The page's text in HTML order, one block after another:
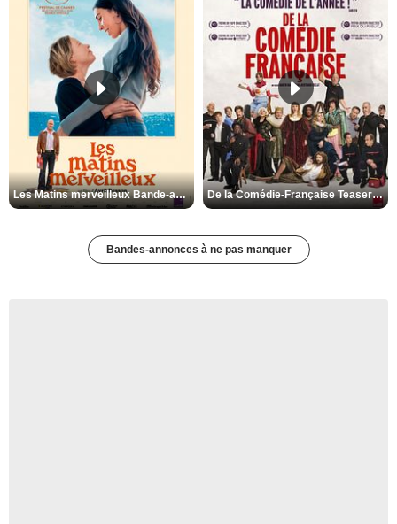
Les Matins merveilleux Bande-annonce VF De la Comédie-Française Teaser VF
Bandes-annonces à ne pas manquer